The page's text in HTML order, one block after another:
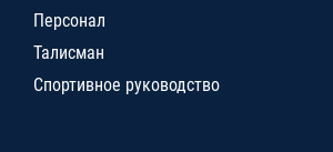
Персонал
Талисман
Спортивное руководство